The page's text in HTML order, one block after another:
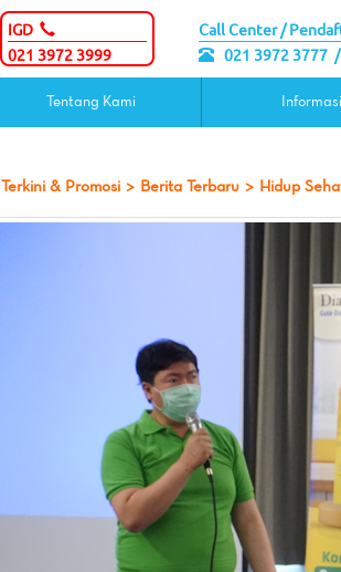
IGD
021 3972 3999
Call Center /
021 3972 3777 /
Tentang Kami Informasi
Terkini & Promosi > Berita Terbaru > Hidup